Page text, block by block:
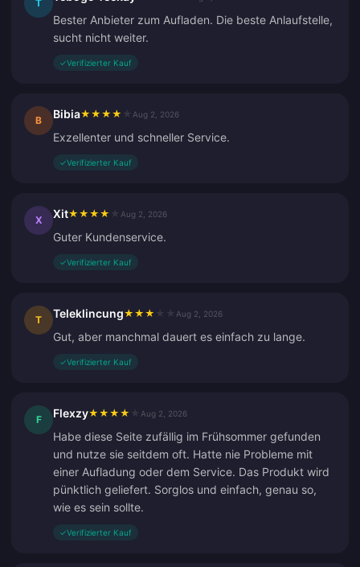
T
Bester Anbieter zum Aufladen. Die beste Anlaufstelle,
sucht nicht weiter.
✓Verifizierter Kauf
B Bibia★ ★ ★ ★ Aug 2, 2026
Exzellenter und schneller Service.
✓Verifizierter Kauf
X Xit★ ★ ★ ★ Aug 2, 2026
Guter Kundenservice.
✓Verifizierter Kauf
T Teleklincung★ ★ ★ Aug 2, 2026
Gut, aber manchmal dauert es einfach zu lange.
✓Verifizierter Kauf
F Flexzy★ ★ ★ ★ Aug 2, 2026
Habe diese Seite zufällig im Frühsommer gefunden
und nutze sie seitdem oft. Hatte nie Probleme mit
einer Aufladung oder dem Service. Das Produkt wird
pünktlich geliefert. Sorglos und einfach, genau so,
wie es sein sollte.
✓Verifizierter Kauf